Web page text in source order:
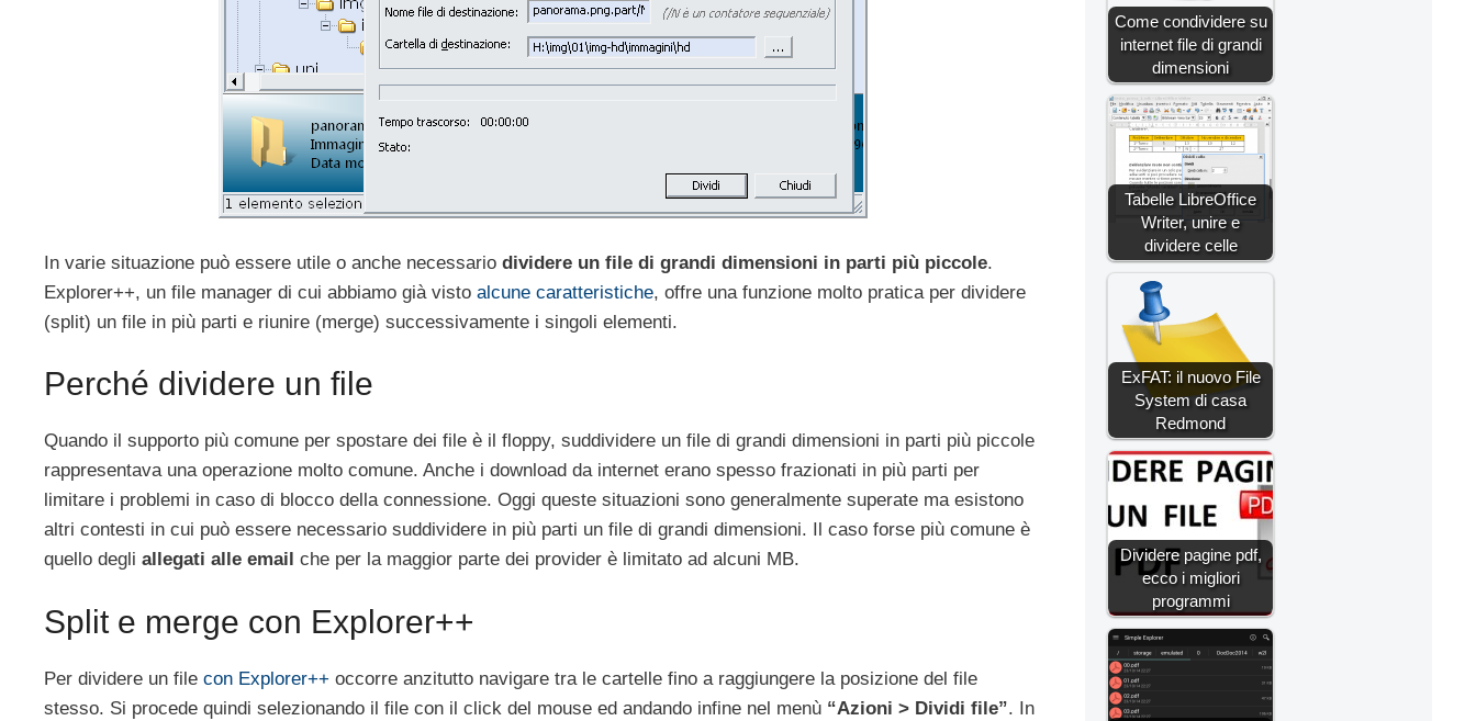
In varie situazione può essere utile o anche necessario dividere un file di grandi dimensioni in parti più piccole.
Explorer++, un file manager di cui abbiamo già visto alcune caratteristiche, offre una funzione molto pratica per dividere
(split) un file in più parti e riunire (merge) successivamente i singoli elementi.
Perché dividere un file
Quando il supporto più comune per spostare dei file è il floppy, suddividere un file di grandi dimensioni in parti più piccole
rappresentava una operazione molto comune. Anche i download da internet erano spesso frazionati in più parti per
limitare i problemi in caso di blocco della connessione. Oggi queste situazioni sono generalmente superate ma esistono
altri contesti in cui può essere necessario suddividere in più parti un file di grandi dimensioni. Il caso forse più comune è
quello degli allegati alle email che per la maggior parte dei provider è limitato ad alcuni MB.
Split e merge con Explorer++
Per dividere un file con Explorer++ occorre anzitutto navigare tra le cartelle fino a raggiungere la posizione del file
stesso. Si procede quindi selezionando il file con il click del mouse ed andando infine nel menù “Azioni > Dividi file”. In
Come condividere su
internet file di grandi
dimensioni
Tabelle LibreOffice
Writer, unire e
dividere celle
ExFAT: il nuovo File
System di casa
Redmond
Dividere pagine pdf,
ecco i migliori
programmi